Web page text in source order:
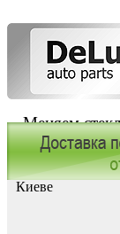
Меняем
Заказать
Киеве